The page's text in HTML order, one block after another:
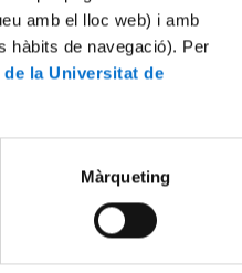
amb el lloc web) i amb
hàbits de navegació). Per
la Universitat de
Màrqueting